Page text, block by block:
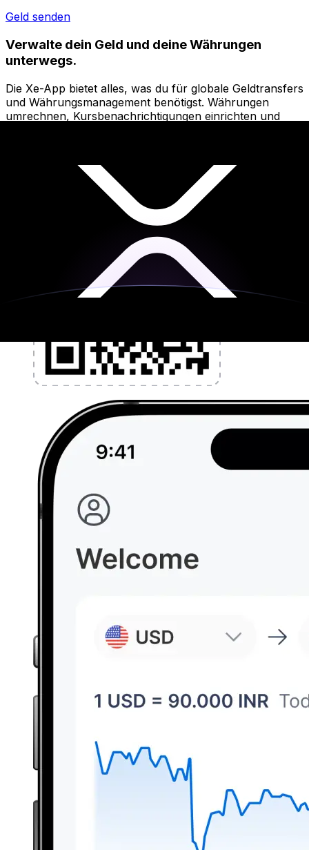
Geld senden
Verwalte dein Geld und deine Währungen
unterwegs.
Die Xe-App bietet alles, was du für globale Geldtransfers
und Währungsmanagement benötigst. Währungen
umrechnen, Kursbenachrichtigungen einrichten und